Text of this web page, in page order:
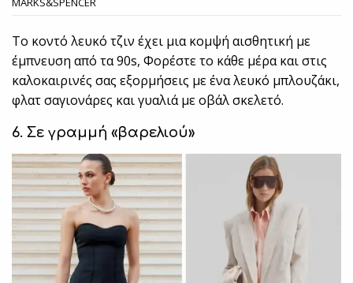
Το κοντό λευκό τζιν έχει μια κομψή αισθητική με
έμπνευση από τα 90s, Φορέστε το κάθε μέρα και στις
καλοκαιρινές σας εξορμήσεις με ένα λευκό μπλουζάκι,
φλατ σαγιονάρες και γυαλιά με οβάλ σκελετό.
6. Σε γραμμή «βαρελιού»